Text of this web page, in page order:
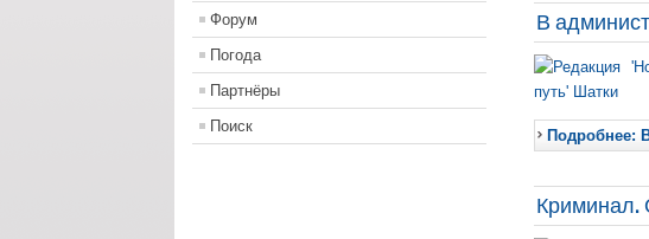
Форум
Погода
Партнёры
Поиск
В
Подробнее:
Криминал.